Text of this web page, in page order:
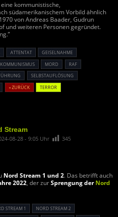
kommunistische,
südamerikanischem Vorbild ähnlich
von Andreas Baader, Gudrun
und weiteren Personen gegründet.
ATTENTAT
GEISELNAHME
KOMMUNISMUS MORD
RAF
SELBSTAUFLÖSUNG
« ZURÜCK
TERROR
Stream
08-28 - 9:05 Uhr 345
Nord Stream 1 und 2. Das betrifft auch
2022, der zurSprengung derNord
STREAM 1
NORD STREAM 2